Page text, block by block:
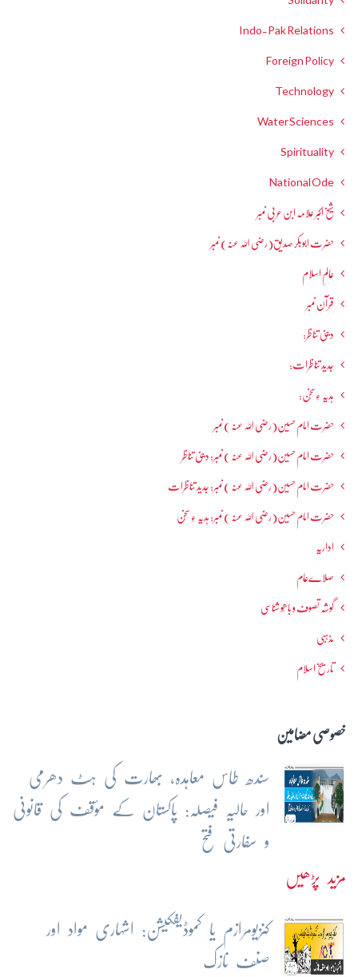
Indo-Pak Relations
Foreign Policy
Technology
Water Sciences
Spirituality
National Ode
شیخ اکبر علامہ ابن عربی نمبر
حضرت ابوبکر صدیق(رضی اللہ عنہ) نمبر
عالمِ اسلام
قرآن نمبر
دینی تناظر:
جدید تناظرات:
ہدیہ ءِسُخن:
حضرت امام حسین(رضی اللہ عنہ ) نمبر
حضرت امام حسین(رضی اللہ عنہ ) نمبر: دینی تناظر
حضرت امام حسین(رضی اللہ عنہ ) نمبر: جدید تناظرات
حضرت امام حسین(رضی اللہ عنہ ) نمبر: ہدیہ ءِ سُخن
اداریہ
صلاےعام
گوشہ تصوف و باھُو شناسی
مذہبی
تاریخ اسلام
خصوصی مضامین
سندھ طاس معاہدہ، بھارت کی ہٹ دھرمی
اور حالیہ فیصلہ: پاکستان کے مؤقف کی قانونی
و سفارتی فتح
مزید پڑھیں
کنزیومرازم یا کموڈیفکیشن: اشہاری مواد اور
صنف نازک